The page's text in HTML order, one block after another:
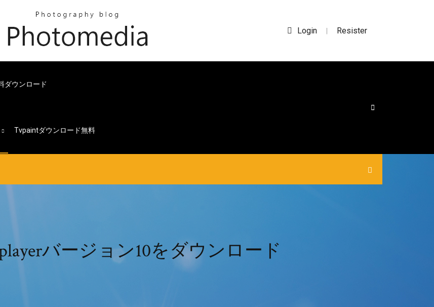
Login | Resister
ダウンロード
Tvpaintダウンロード無料
バージョン10をダウンロード